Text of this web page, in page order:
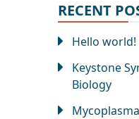
RECENT
Hello world!
Keystone
Biology